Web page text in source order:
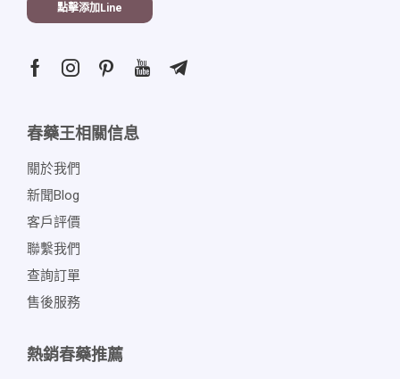
點擊添加line
春藥王相關信息
關於我們
新聞blog
客戶評價
聯繫我們
查詢訂單
售後服務
熱銷春藥推薦